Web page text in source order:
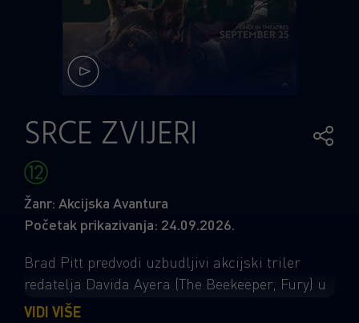
SRCE ZVIJERI
Žanr: Akcijska Avantura
Početak prikazivanja: 24.09.2026.
Brad Pitt predvodi uzbudljivi akcijski triler
redatelja Davida Ayera (The Beekeeper, Fury) u
spektakularnoj priči o preživljavanju koja slavi
VIDI VIŠE